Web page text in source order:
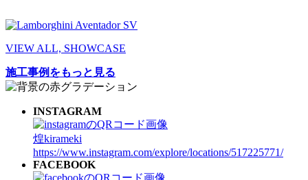
VIEW ALL, SHOWCASE
施工事例をもっと見る
INSTAGRAM
煌kirameki
https://www.instagram.com/explore/locations/517225771/
FACEBOOK